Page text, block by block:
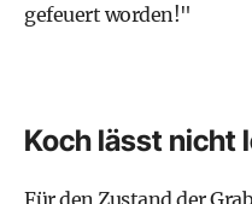
gefeuert worden!"
Koch lässt nicht
Für den Zustand der